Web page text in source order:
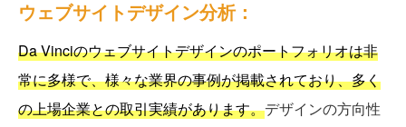
ウェブサイトデザイン分析：
Da Vinciのウェブサイトデザインのポートフォリオは非
常に多様で、様々な業界の事例が掲載されており、多く
の上場企業との取引実績があります。デザインの方向性